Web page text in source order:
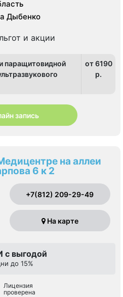
Дыбенко
и акции
паращитовидной
от 6190
p.
запись
на аллеи
6 к 2
+7(812) 209-29-49
На карте
с выгодой
до 15%
Лицензия
проверена